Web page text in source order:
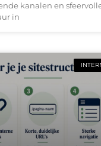
kanalen en
in